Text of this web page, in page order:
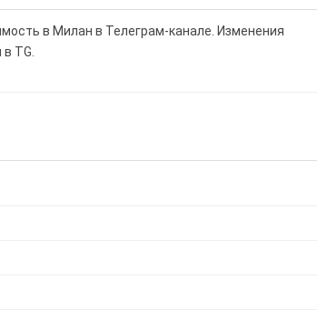
в Милан в Телеграм-канале. Изменения
TG.